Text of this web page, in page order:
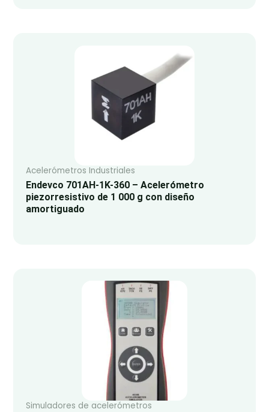
Acelerómetros Industriales
Endevco 701AH-1K-360 – Acelerómetro
piezorresistivo de 1 000 g con diseño
amortiguado
Simuladores de acelerómetros